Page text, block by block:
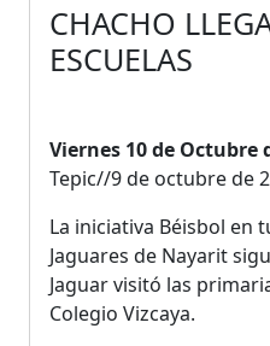
CHACHO
ESCUELAS
Viernes 10 de Octubre
Tepic//9 de octubre de
La iniciativa Béisbol en
Jaguares de Nayarit
Jaguar visitó las
Colegio Vizcaya.